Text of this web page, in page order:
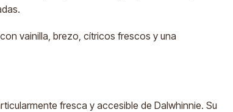
vainilla, brezo, cítricos frescos y una
fresca y accesible de Dalwhinnie. Su